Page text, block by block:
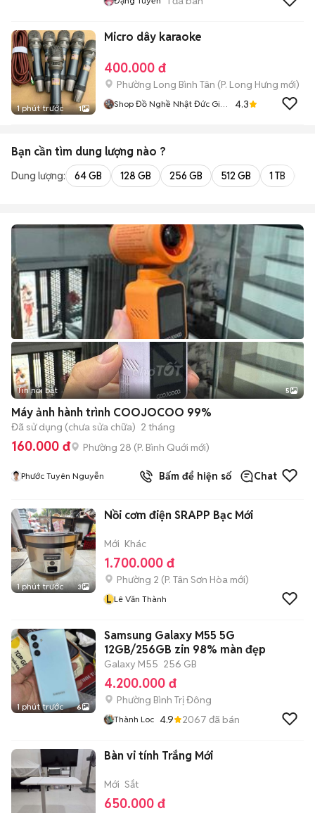
1 phút trước 1
Micro dây karaoke
400.000 đ
Phường Long Bình Tân (P. Long Hưng mới)
Shop Đồ Nghề Nhật Đức Giá
4.3
Bạn cần tìm dung lượng nào ?
Dung lượng: 64 GB 128 GB 256 GB 512 GB 1 TB
Tin nổi bật 5
Máy ảnh hành trình COOJOCOO 99%
Đã sử dụng (chưa sửa chữa) 2 tháng
160.000 đ Phường 28 (P. Bình Quới mới)
Phước Tuyên Nguyễn Bấm để hiện số Chat
1 phút trước 3
Nồi cơm điện SRAPP Bạc Mới
Mới Khác
1.700.000 đ
Phường 2 (P. Tân Sơn Hòa mới)
L Lê Văn Thành
1 phút trước 6
Samsung Galaxy M55 5G
12GB/256GB zin 98% màn đẹp
Galaxy M55 256 GB
4.200.000 đ
Phường Bình Trị Đông
Thành Loc 4.9 2067 đã bán
Bàn vi tính Trắng Mới
Mới Sắt
650.000 đ